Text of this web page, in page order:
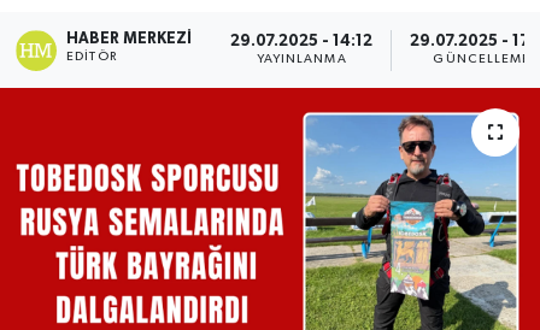
HABER MERKEZI
EDITÖR
29.07.2025 - 14:12
YAYINLANMA
29.07.2025 -
GÜNCELLEME
Haber Arşivi